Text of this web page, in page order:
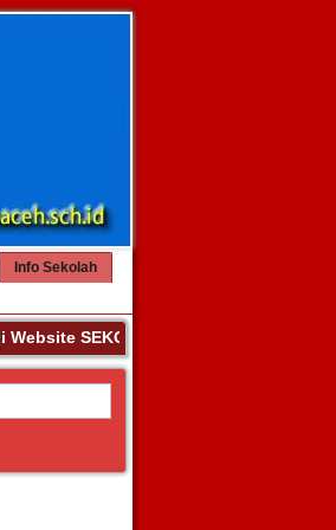
Info Sekolah
SEKOLAH DASAR NEGERI 35